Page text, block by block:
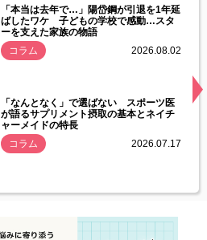
「本当は去年で…」陽岱鋼が引退を1年延
ばしたワケ 子どもの学校で感動…スタ
ーを支えた家族の物語
コラム
2026.08.02
「なんとなく」で選ばない スポーツ医
が語るサプリメント摂取の基本とネイチ
ャーメイドの特長
コラム
2026.07.17